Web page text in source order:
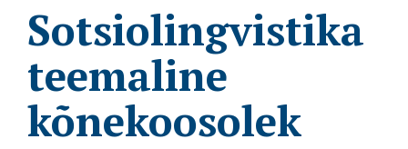
Sotsiolingvistika
teemaline
kõnekoosolek